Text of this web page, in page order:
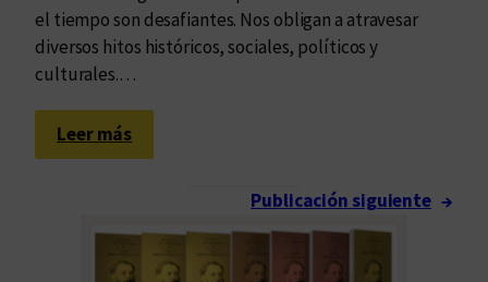
el tiempo son desafiantes. Nos obligan a atravesar
diversos hitos históricos, sociales, políticos y
culturales.…
Leer más:
P
s
a
Publicación siguiente →